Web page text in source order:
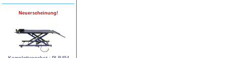
Neuerscheinung!